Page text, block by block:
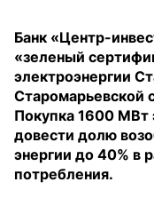
Банк «Центр-
«зеленый
электроэнергии
Старомарьевской
Покупка 1600 МВт
довести долю
энергии до 40% в
потребления.